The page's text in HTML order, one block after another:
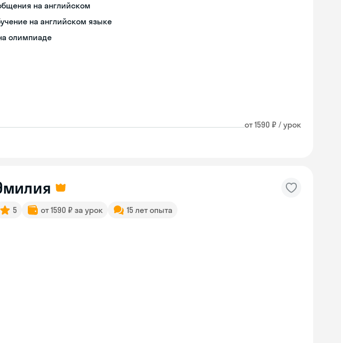
на английском
на английском языке
олимпиаде
от 1590 ₽ / урок
5 от 1590 ₽ за урок 15 лет опыта